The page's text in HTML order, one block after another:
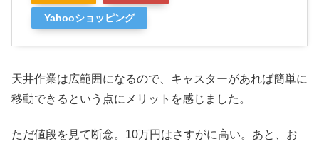
Yahooショッピング
天井作業は広範囲になるので、キャスターがあれば簡単に
移動できるという点にメリットを感じました。
ただ値段を見て断念。10万円はさすがに高い。あと、お